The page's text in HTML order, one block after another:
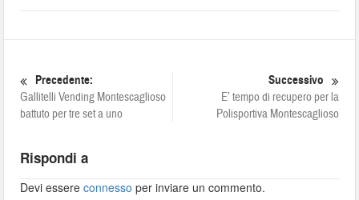
Precedente:
Gallitelli Vending Montescaglioso
battuto per tre set a uno
Successivo
E’ tempo di recupero per la
Polisportiva Montescaglioso
Rispondi a
Devi essereconnesso per inviare un commento.